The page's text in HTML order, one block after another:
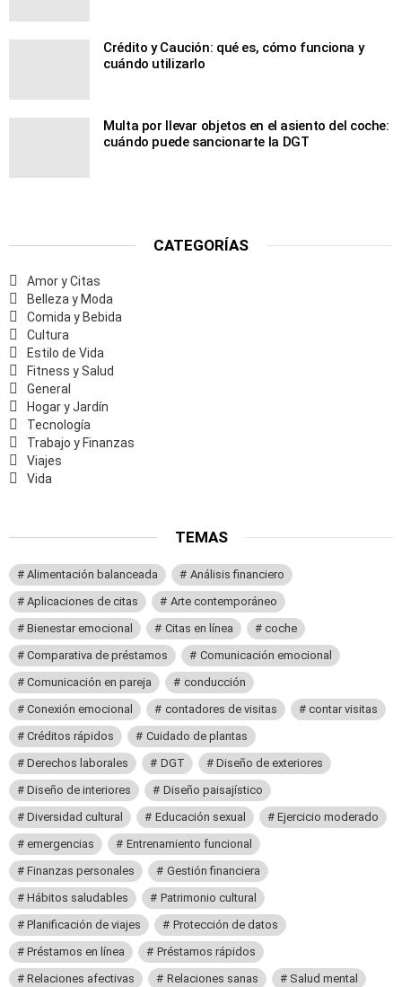
Crédito y Caución: qué es, cómo funciona y
cuándo utilizarlo
Multa por llevar objetos en el asiento del coche:
cuándo puede sancionarte la DGT
CATEGORÍAS
Amor y Citas
Belleza y Moda
Comida y Bebida
Cultura
Estilo de Vida
Fitness y Salud
General
Hogar y Jardín
Tecnología
Trabajo y Finanzas
Viajes
Vida
TEMAS
Alimentación balanceada
Análisis financiero
Aplicaciones de citas
Arte contemporáneo
Bienestar emocional
Citas en línea
coche
Comparativa de préstamos
Comunicación emocional
Comunicación en pareja
conducción
Conexión emocional
contadores de visitas
contar visitas
Créditos rápidos
Cuidado de plantas
Derechos laborales
DGT
Diseño de exteriores
Diseño de interiores
Diseño paisajístico
Diversidad cultural
Educación sexual
Ejercicio moderado
emergencias
Entrenamiento funcional
Finanzas personales
Gestión financiera
Hábitos saludables
Patrimonio cultural
Planificación de viajes
Protección de datos
Préstamos en línea
Préstamos rápidos
Relaciones afectivas
Relaciones sanas
Salud mental